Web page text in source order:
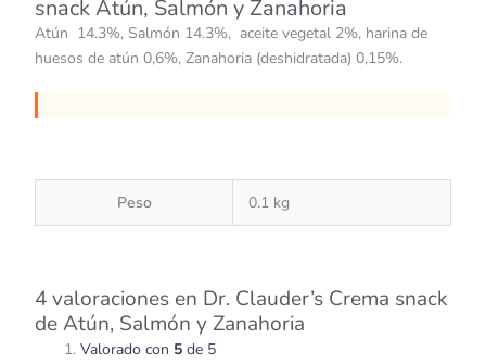
snack Atún, Salmón y Zanahoria
Atún 14.3%, Salmón 14.3%, aceite vegetal 2%, harina de
huesos de atún 0,6%, Zanahoria (deshidratada) 0,15%.
Peso 0.1 kg
4 valoraciones en Dr. Clauder’s Crema snack
de Atún, Salmón y Zanahoria
Valorado con 5 de 5